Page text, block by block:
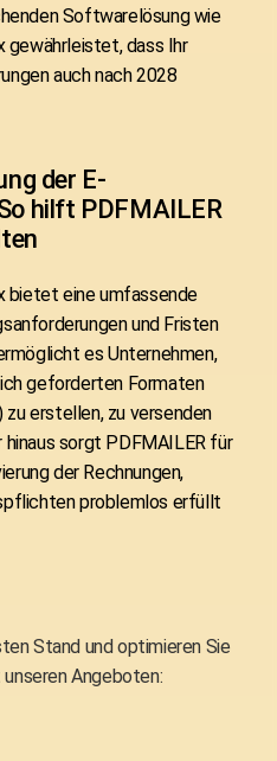
Softwarelösung wie
gewährleistet, dass Ihr
auch nach 2028
der E-
hilft PDFMAILER
bietet eine umfassende
und Fristen
es Unternehmen,
geforderten Formaten
zu erstellen, zu versenden
sorgt PDFMAILER für
der Rechnungen,
problemlos erfüllt
Stand und optimieren Sie
unseren Angeboten: